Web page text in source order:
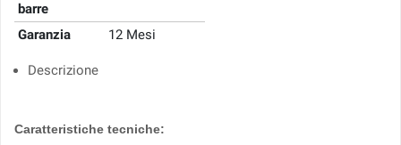
barre
Garanzia 12 Mesi
Descrizione
Caratteristiche tecniche: